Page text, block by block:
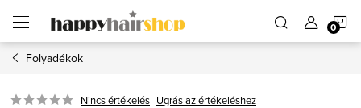
fő
tartalomhoz
Folyadékok
Nincs értékelés Ugrás az értékeléshez